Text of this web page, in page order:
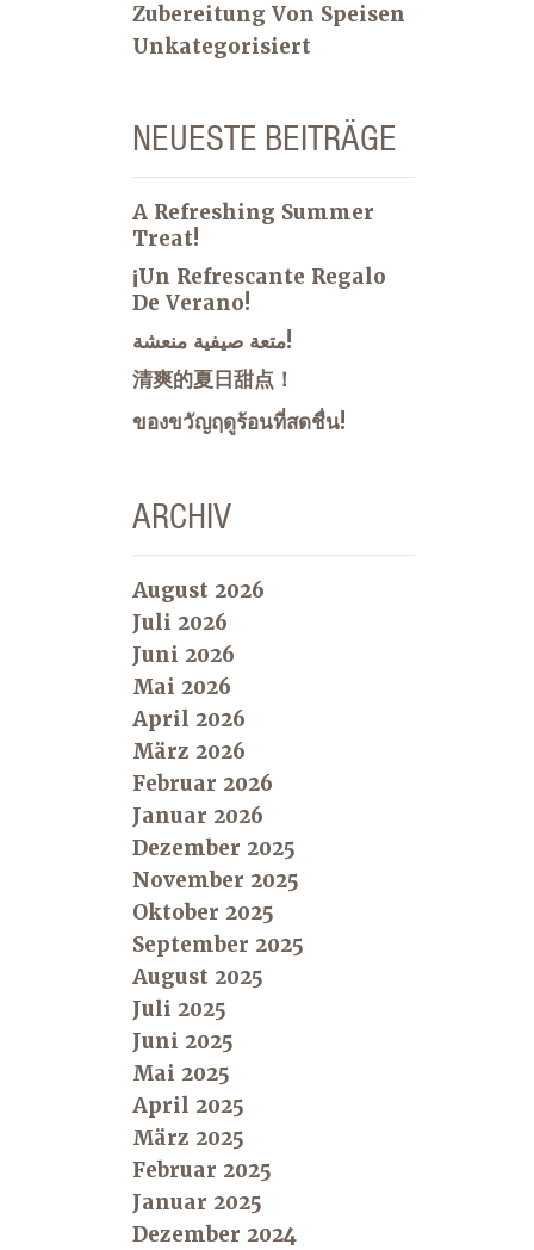
Zubereitung Von Speisen
Unkategorisiert
NEUESTE BEITRÄGE
A Refreshing Summer
Treat!
¡Un Refrescante Regalo
De Verano!
متعة صيفية منعشة!
清爽的夏日甜点！
ของขวัญฤดูร้อนที่สดชื่น!
ARCHIV
August 2026
Juli 2026
Juni 2026
Mai 2026
April 2026
März 2026
Februar 2026
Januar 2026
Dezember 2025
November 2025
Oktober 2025
September 2025
August 2025
Juli 2025
Juni 2025
Mai 2025
April 2025
März 2025
Februar 2025
Januar 2025
Dezember 2024